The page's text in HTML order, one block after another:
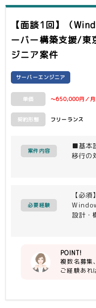
【面談1回】（
ーバー構築支援/東
ジニア案件
サーバーエンジニア
単価 ～650,000円／月
契約形態 フリーランス
案件内容
■基本
移行の
必要経験
【必須】
設計・
アップ
上記シ
本設計
POINT!
複数名募集
ご経験あれ